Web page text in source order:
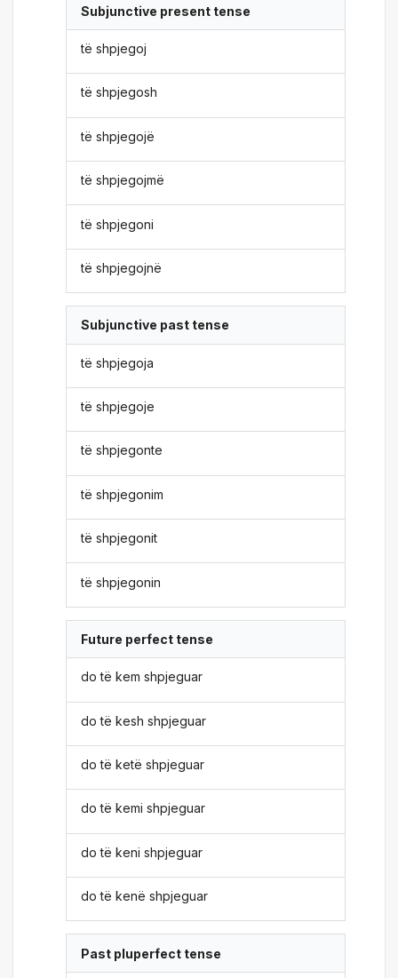
Subjunctive present tense
të shpjegoj
të shpjegosh
të shpjegojë
të shpjegojmë
të shpjegoni
të shpjegojnë
Subjunctive past tense
të shpjegoja
të shpjegoje
të shpjegonte
të shpjegonim
të shpjegonit
të shpjegonin
Future perfect tense
do të kem shpjeguar
do të kesh shpjeguar
do të ketë shpjeguar
do të kemi shpjeguar
do të keni shpjeguar
do të kenë shpjeguar
Past pluperfect tense